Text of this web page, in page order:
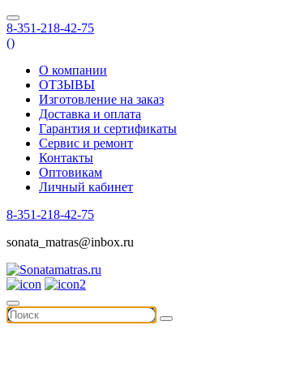
8-351-218-42-75
()
О компании
ОТЗЫВЫ
Изготовление на заказ
Доставка и оплата
Гарантия и сертификаты
Сервис и ремонт
Контакты
Оптовикам
Личный кабинет
8-351-218-42-75
sonata_matras@inbox.ru